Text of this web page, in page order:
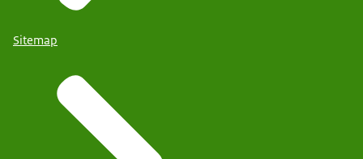
Sitemap